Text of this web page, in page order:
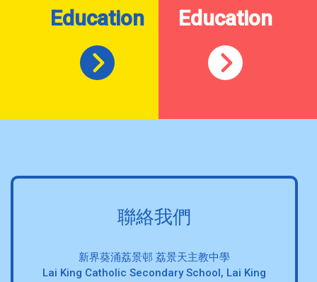
Education
Education
聯絡我們
新界葵涌荔景邨 荔景天主教中學
Lai King Catholic Secondary School, Lai King